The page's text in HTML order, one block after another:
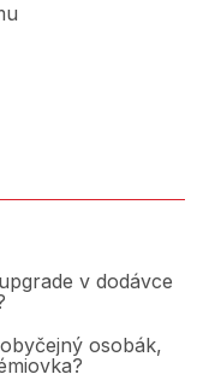
v dodávce
osobák,